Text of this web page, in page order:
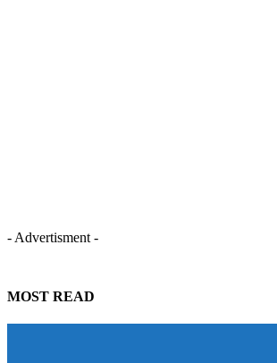
- Advertisment -
MOST READ
TIDLOR ส่งต่อความรู้การเงินสู่ชุมชนบ้านน้ำใ